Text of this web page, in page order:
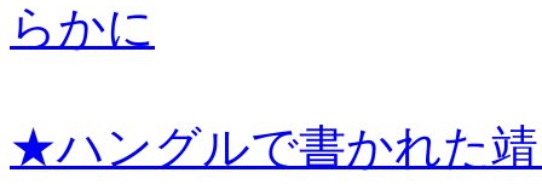
らかに
★ハングルで書かれた